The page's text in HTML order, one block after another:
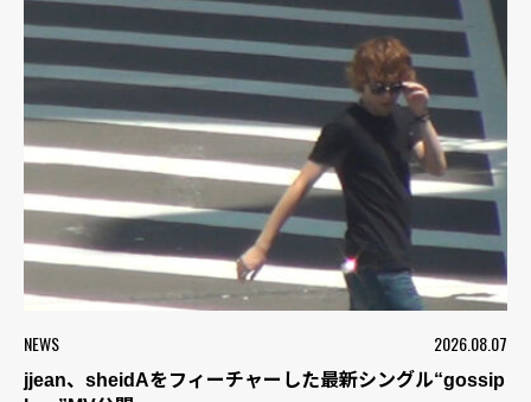
NEWS 2026.08.07
jjean、sheidAをフィーチャーした最新シングル“gossip